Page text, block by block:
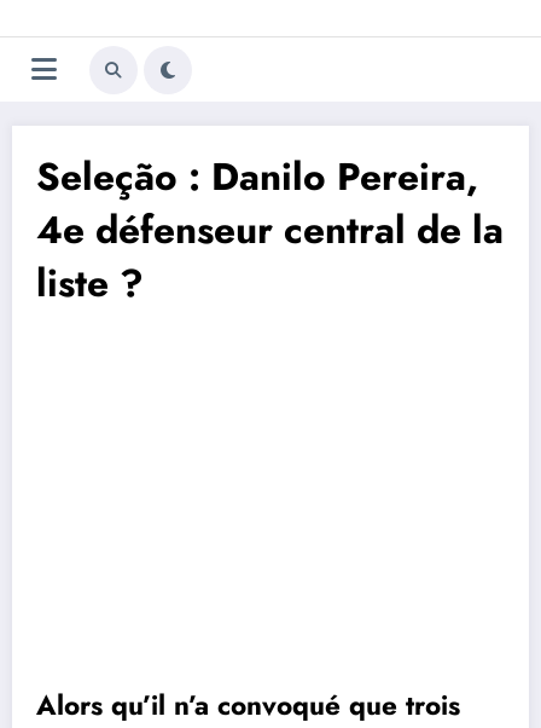
au
contenu
Trivela
L'actualité du football
Seleção : Danilo Pereira,
4e défenseur central de la
liste ?
Alors qu’il n’a convoqué que trois